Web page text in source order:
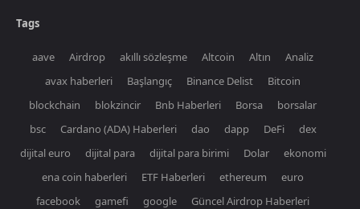
Tags
aave Airdrop akıllı sözleşme Altcoin Altın
Analiz
avax haberleri
Başlangıç Binance Delist
Bitcoin
blockchain
blokzincir Bnb Haberleri Borsa
borsalar
bsc
Cardano (ADA) Haberleri dao dapp DeFi
dex
dijital euro
dijital para dijital para birimi Dolar
ekonomi
ena coin haberleri
ETF Haberleri ethereum
euro
facebook
gamefi google
Güncel Airdrop Haberleri